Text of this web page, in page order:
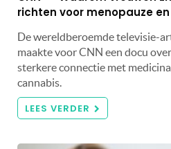
richten voor menopauze
De wereldberoemde televisie-
maakte voor CNN een docu
sterkere connectie met
cannabis.
LEES VERDER